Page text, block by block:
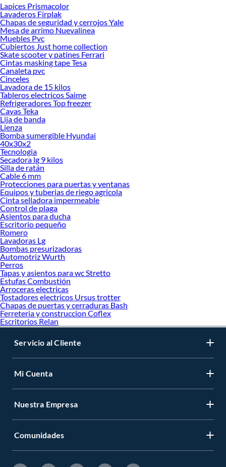
Desde remodelaciones hasta proyectos de decoración, estamos aquí para hacer
tus ideas realidad. ¡Visítanos y encuentra todo lo que tenemos para ofrecerte en
Mantención de Piscinas!
Explora la variedad de productos de Mantención de Piscinas en Sodimac
Herramientas, materiales y accesorios de calidad para tus proyectos y
renovación de espacios. ¡Visítanos y descubre todo lo que tenemos para
ofrecerte!
Encuentra una amplia variedad de productos de Mantención de Piscinas en
Sodimac. Encuentra todo lo necesario para tus proyectos de renovación y
decoración. ¡Visítanos y haz tus ideas realidad!
Lapices Prismacolor
Lavaderos Firplak
Chapas de seguridad y cerrojos Yale
Mesa de arrimo Nuevalinea
Muebles Pvc
Cubiertos Just home collection
Skate scooter y patines Ferrari
Cintas masking tape Tesa
Canaleta pvc
Cinceles
Lavadora de 15 kilos
Tableros electricos Saime
Refrigeradores Top freezer
Cavas Teka
Lija de banda
Lienza
Bomba sumergible Hyundai
40x30x2
Tecnologia
Secadora lg 9 kilos
Silla de ratán
Cable 6 mm
Protecciones para puertas y ventanas
Equipos y tuberias de riego agricola
Cinta selladora impermeable
Control de plaga
Asientos para ducha
Escritorio pequeño
Romero
Lavadoras Lg
Bombas presurizadoras
Automotriz Wurth
Perros
Tapas y asientos para wc Stretto
Estufas Combustión
Arroceras electricas
Tostadores electricos Ursus trotter
Chapas de puertas y cerraduras Bash
Ferreteria y construccion Coflex
Escritorios Relan
Servicio al Cliente
Mi Cuenta
Nuestra Empresa
Comunidades